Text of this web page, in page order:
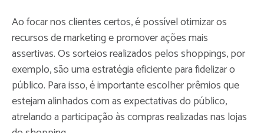
Ao focar nos clientes certos, é possível otimizar os
recursos de marketing e promover ações mais
assertivas. Os sorteios realizados pelos shoppings, por
exemplo, são uma estratégia eficiente para fidelizar o
público. Para isso, é importante escolher prêmios que
estejam alinhados com as expectativas do público,
atrelando a participação às compras realizadas nas lojas